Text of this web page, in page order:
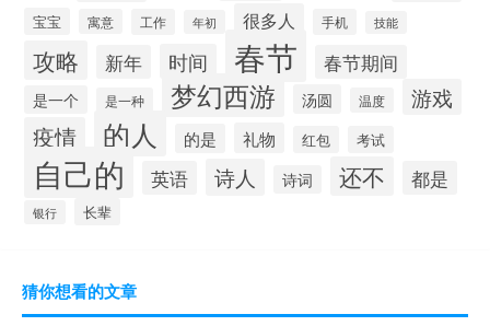
宝宝 寓意 工作 年初 很多人 手机 技能
攻略 新年 时间 春节 春节期间
是一个 是一种 梦幻西游 汤圆 温度 游戏
疫情 的人 的是 礼物 红包 考试
自己的 英语 诗人 诗词 还不 都是
银行 长辈
猜你想看的文章